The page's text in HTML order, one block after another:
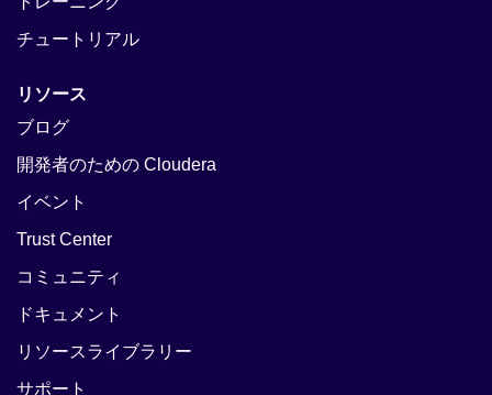
チュートリアル
リソース
ブログ
開発者のための Cloudera
イベント
Trust Center
コミュニティ
ドキュメント
リソースライブラリー
サポート